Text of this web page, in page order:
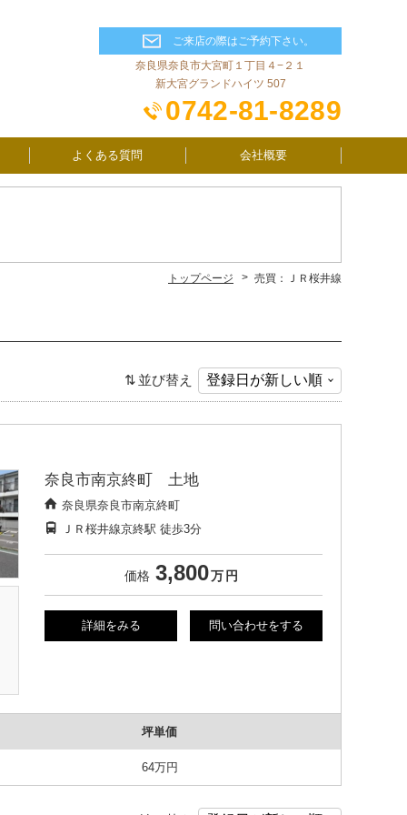
ご来店の際はご予約下さい。
奈良県奈良市大宮町１丁目４−２１
新大宮グランドハイツ 507
0742-81-8289
よくある質問 会社概要
トップページ 売買：ＪＲ桜井線
並び替え
奈良市南京終町 土地
奈良県奈良市南京終町
ＪＲ桜井線京終駅 徒歩3分
価格 3,800万 円
詳細をみる 問い合わせをする
坪単価
64万円